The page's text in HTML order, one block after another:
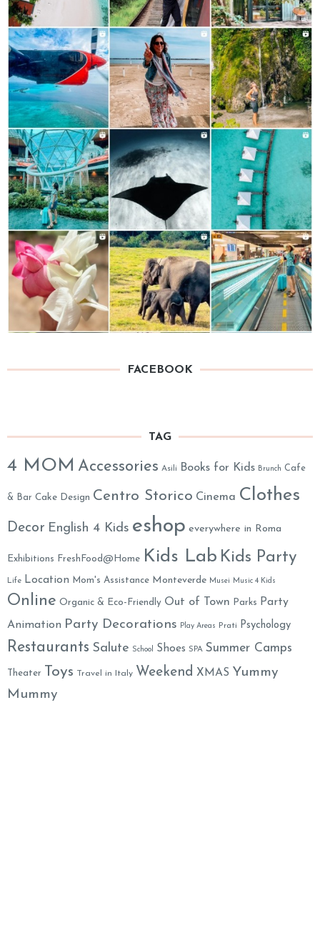
FACEBOOK
TAG
4 MOM Accessories Asili Books for Kids Brunch Cafe
& Bar Cake Design Centro Storico Cinema Clothes
Decor English 4 Kids eshop everywhere in Roma
Exhibitions FreshFood@Home Kids Lab Kids Party
Life Location Mom's Assistance Monteverde Musei Music 4 Kids
Online Organic & Eco-Friendly Out of Town Parks Party
Animation Party Decorations Play Areas Prati Psychology
Restaurants Salute School Shoes SPA Summer Camps
Theater Toys Travel in Italy Weekend XMAS Yummy
Mummy